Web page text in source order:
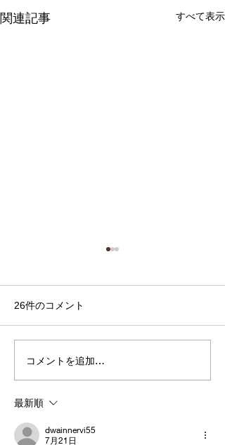
関連記事 すべて表示
集中したい、その先へ。
高校生との探究「音楽×セ
ルフケア」から生まれた
396Hzソルフェジオ周波
数アルバム第2弾『Relief
26件のコメント
コメントを追加…
最新順
dwainnervi55
7月21日